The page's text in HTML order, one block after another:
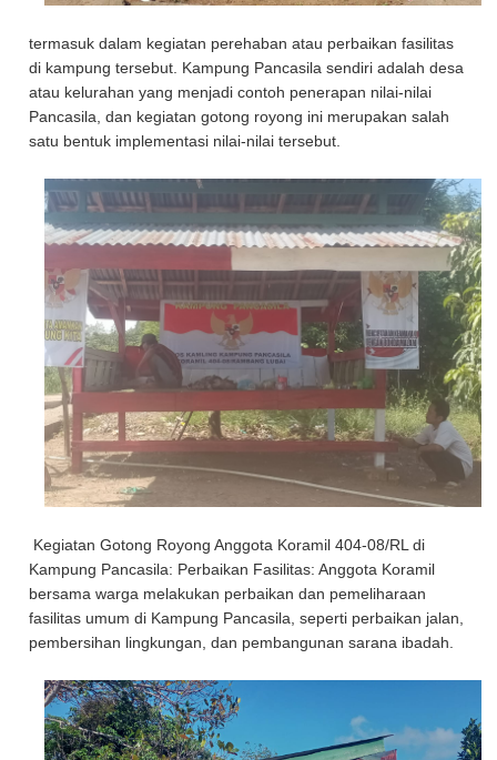
termasuk dalam kegiatan perehaban atau perbaikan fasilitas
di kampung tersebut. Kampung Pancasila sendiri adalah desa
atau kelurahan yang menjadi contoh penerapan nilai-nilai
Pancasila, dan kegiatan gotong royong ini merupakan salah
satu bentuk implementasi nilai-nilai tersebut.
Kegiatan Gotong Royong Anggota Koramil 404-08/RL di
Kampung Pancasila: Perbaikan Fasilitas: Anggota Koramil
bersama warga melakukan perbaikan dan pemeliharaan
fasilitas umum di Kampung Pancasila, seperti perbaikan jalan,
pembersihan lingkungan, dan pembangunan sarana ibadah.